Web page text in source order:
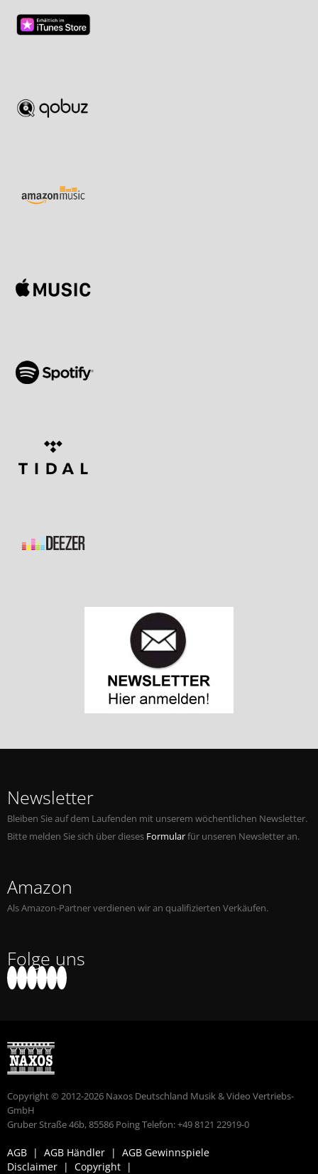
Newsletter
Bleiben Sie auf dem Laufenden mit unserem wöchentlichen Newsletter.
Bitte melden Sie sich über dieses Formularfür unseren Newsletter an.
Amazon
Als Amazon-Partner verdienen wir an qualifizierten Verkäufen.
Folge uns
Copyright © 2012-2026 Naxos Deutschland Musik & Video Vertriebs-
GmbH
Gruber Straße 46b, 85586 Poing Telefon: +49 8121 22919-0
AGB | AGB Händler | AGB Gewinnspiele
Disclaimer | Copyright |